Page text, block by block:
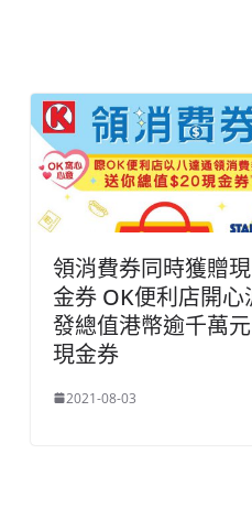
領消費券同時獲贈現
金券 OK便利店開心
發總值港幣逾千萬元
現金券
2021-08-03